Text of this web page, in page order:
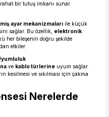
bir tutuş imkanı sunar.
ayar mekanizmaları ile küçük
sağlar. Bu özellik, elektronik
her bileşenin doğru şekilde
etkiler.
ve kablo türlerine uyum sağlar.
kesilmesi ve sıkılması için çakma
Nerelerde